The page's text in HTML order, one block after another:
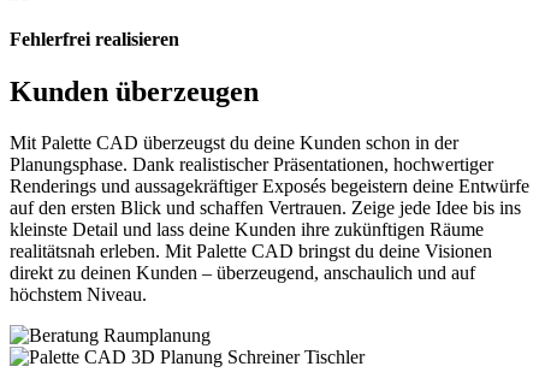
Fehlerfrei realisieren
Kunden überzeugen
Mit Palette CAD überzeugst du deine Kunden schon in der
Planungsphase. Dank realistischer Präsentationen, hochwertiger
Renderings und aussagekräftiger Exposés begeistern deine Entwürfe
auf den ersten Blick und schaffen Vertrauen. Zeige jede Idee bis ins
kleinste Detail und lass deine Kunden ihre zukünftigen Räume
realitätsnah erleben. Mit Palette CAD bringst du deine Visionen
direkt zu deinen Kunden – überzeugend, anschaulich und auf
höchstem Niveau.